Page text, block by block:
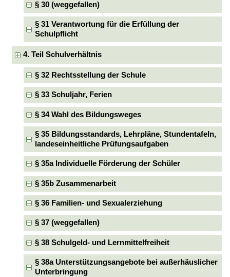
§ 30 (weggefallen)
§ 31 Verantwortung für die Erfüllung der
Schulpflicht
4. Teil Schulverhältnis
§ 32 Rechtsstellung der Schule
§ 33 Schuljahr, Ferien
§ 34 Wahl des Bildungsweges
§ 35 Bildungsstandards, Lehrpläne, Stundentafeln,
landeseinheitliche Prüfungsaufgaben
§ 35a Individuelle Förderung der Schüler
§ 35b Zusammenarbeit
§ 36 Familien- und Sexualerziehung
§ 37 (weggefallen)
§ 38 Schulgeld- und Lernmittelfreiheit
§ 38a Unterstützungsangebote bei außerhäuslicher
Unterbringung